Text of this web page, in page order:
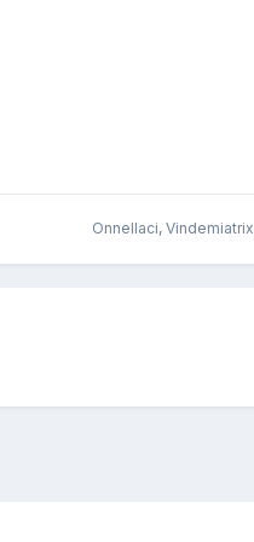
Onnellaci, Vindemiatrix